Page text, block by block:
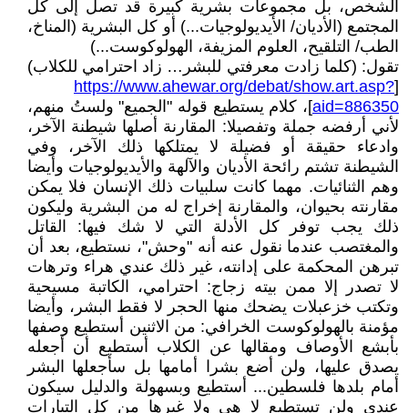
الشخص، بل مجموعات بشرية كبيرة قد تصل إلى كل
المجتمع (الأديان/ الأيديولوجيات...) أو كل البشرية (المناخ،
الطب/ التلقيح، العلوم المزيفة، الهولوكوست...)
تقول: (كلما زادت معرفتي للبشر… زاد احترامي للكلاب)
[
https://www.ahewar.org/debat/show.art.asp?
aid=886350]، كلام يستطيع قوله "الجميع" ولستُ منهم،
لأني أرفضه جملة وتفصيلا: المقارنة أصلها شيطنة الآخر،
وادعاء حقيقة أو فضيلة لا يمتلكها ذلك الآخر، وفي
الشيطنة تشتم رائحة الأديان والآلهة والأيديولوجيات وأيضا
وهم الثنائيات. مهما كانت سلبيات ذلك الإنسان فلا يمكن
مقارنته بحيوان، والمقارنة إخراج له من البشرية وليكون
ذلك يجب توفر كل الأدلة التي لا شك فيها: القاتل
والمغتصب عندما نقول عنه أنه "وحش"، نستطيع، بعد أن
تبرهن المحكمة على إدانته، غير ذلك عندي هراء وترهات
لا تصدر إلا ممن بيته زجاج: احترامي، الكاتبة مسيحية
وتكتب خزعبلات يضحك منها الحجر لا فقط البشر، وأيضا
مؤمنة بالهولوكوست الخرافي: من الاثنين أستطيع وصفها
بأبشع الأوصاف ومقالها عن الكلاب أستطيع أن أجعله
يصدق عليها، ولن أضع بشرا أمامها بل سأجعلها البشر
أمام بلدها فلسطين... أستطيع وبسهولة والدليل سيكون
عندي ولن تستطيع لا هي ولا غيرها من كل التيارات